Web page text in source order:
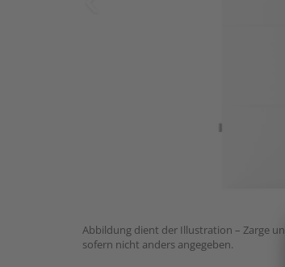
Abbildung dient der Illustration – Zarge
sofern nicht anders angegeben.